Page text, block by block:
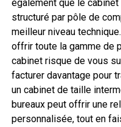
également que le
structuré par pôle de
meilleur niveau
offrir toute la gamme de
cabinet risque de vous
facturer davantage pour
un cabinet de taille
bureaux peut offrir une
personnalisée, tout en